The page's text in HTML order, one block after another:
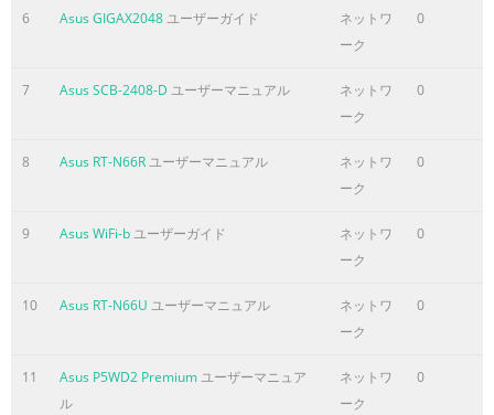
6 Asus GIGAX2048ユーザーガイド
ネットワ
ーク
0
7 Asus SCB-2408-D ユーザーマニュアル
ネットワ
ーク
0
8 Asus RT-N66Rユーザーマニュアル
ネットワ
ーク
0
9 Asus WiFi-bユーザーガイド
ネットワ
ーク
0
10 Asus RT-N66U ユーザーマニュアル
ネットワ
ーク
0
11 Asus P5WD2 Premiumユーザーマニュア
ル
ネットワ
ーク
0